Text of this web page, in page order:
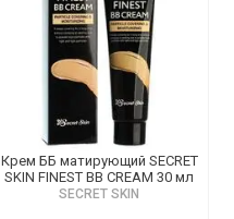
Крем ББ матирующий SECRET
SKIN FINEST BB CREAM 30 мл
SECRET SKIN